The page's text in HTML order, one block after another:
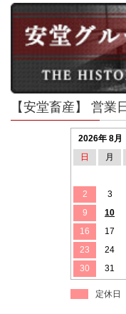
【安堂畜産】 営業
2026年 8月
日
月
2
3
9
10
16
17
23
24
30
31
定休日